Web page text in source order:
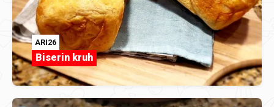
ARI26
Biserin kruh